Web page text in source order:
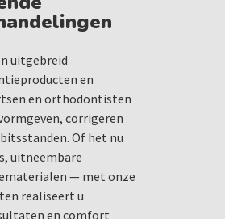
uitgebreid
en
en orthodontisten
corrigeren
Of het nu
uitneembare
— met onze
realiseert u
en comfort